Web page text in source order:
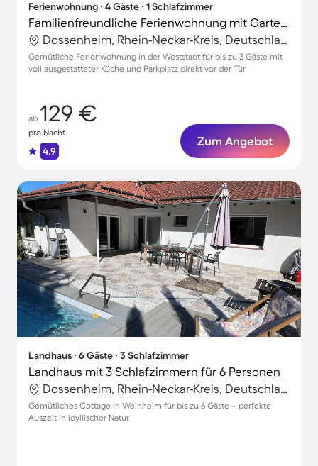
Ferienwohnung ∙ 4 Gäste ∙ 1 Schlafzimmer
Familienfreundliche Ferienwohnung mit Garten | Stadtblick
Dossenheim, Rhein-Neckar-Kreis, Deutschland
Gemütliche Ferienwohnung in der Weststadt für bis zu 3 Gäste mit
voll ausgestatteter Küche und Parkplatz direkt vor der Tür
ab 129 €
pro Nacht
4.9
Zum Angebot
Landhaus ∙ 6 Gäste ∙ 3 Schlafzimmer
Landhaus mit 3 Schlafzimmern für 6 Personen
Dossenheim, Rhein-Neckar-Kreis, Deutschland
Gemütliches Cottage in Weinheim für bis zu 6 Gäste – perfekte
Auszeit in idyllischer Natur